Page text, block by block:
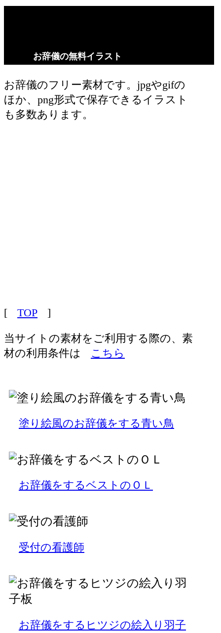
お辞儀の無料イラスト
お辞儀のフリー素材です。jpgやgifの
ほか、png形式で保存できるイラスト
も多数あります。
[ TOP ]
当サイトの素材をご利用する際の、素
材の利用条件は
こちら
塗り絵風のお辞儀をする青い鳥
お辞儀をするベストのＯＬ
受付の看護師
お辞儀をするヒツジの絵入り羽子